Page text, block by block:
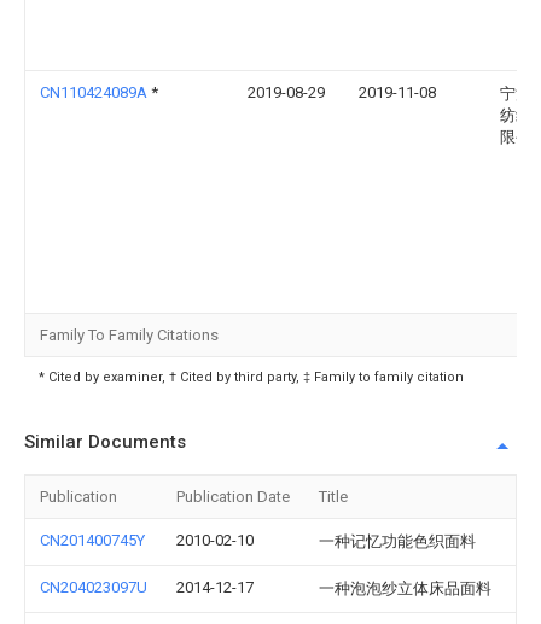
CN110424089A * 2019-08-29 2019-11-08
宁波
纺织
限公
Family To Family Citations
* Cited by examiner, † Cited by third party, ‡ Family to family citation
Similar Documents
Publication Publication Date Title
CN201400745Y 2010-02-10 一种记忆功能色织面料
CN204023097U 2014-12-17 一种泡泡纱立体床品面料